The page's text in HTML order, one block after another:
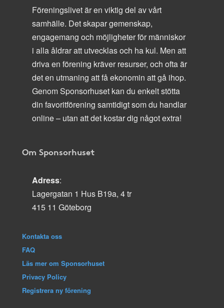
Föreningslivet är en viktig del av vårt
samhälle. Det skapar gemenskap,
engagemang och möjligheter för människor
i alla åldrar att utvecklas och ha kul. Men att
driva en förening kräver resurser, och ofta är
det en utmaning att få ekonomin att gå ihop.
Genom Sponsorhuset kan du enkelt stötta
din favoritförening samtidigt som du handlar
online – utan att det kostar dig något extra!
Om Sponsorhuset
Adress:
Lagergatan 1 Hus B19a, 4 tr
415 11 Göteborg
Kontakta oss
FAQ
Läs mer om Sponsorhuset
Privacy Policy
Registrera ny förening